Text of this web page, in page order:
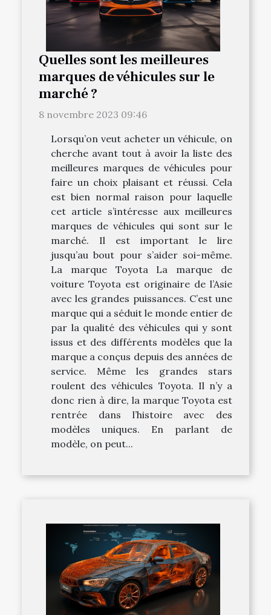
Quelles sont les meilleures
marques de véhicules sur le
marché ?
8 novembre 2023 09:46
Lorsqu’on veut acheter un véhicule, on
cherche avant tout à avoir la liste des
meilleures marques de véhicules pour
faire un choix plaisant et réussi. Cela
est bien normal raison pour laquelle
cet article s’intéresse aux meilleures
marques de véhicules qui sont sur le
marché. Il est important le lire
jusqu’au bout pour s’aider soi-même.
La marque Toyota La marque de
voiture Toyota est originaire de l’Asie
avec les grandes puissances. C’est une
marque qui a séduit le monde entier de
par la qualité des véhicules qui y sont
issus et des différents modèles que la
marque a conçus depuis des années de
service. Même les grandes stars
roulent des véhicules Toyota. Il n’y a
donc rien à dire, la marque Toyota est
rentrée dans l’histoire avec des
modèles uniques. En parlant de
modèle, on peut...